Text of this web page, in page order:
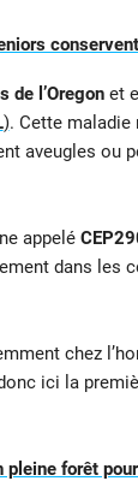
de l’Oregonet
). Cette maladie
aveugles ou
appelé
dans les
chez
ici la
forêt